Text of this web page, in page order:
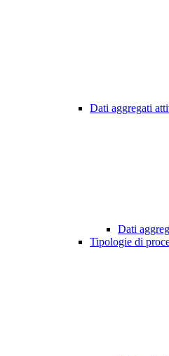
Dati aggregati
Dati
Tipologie di